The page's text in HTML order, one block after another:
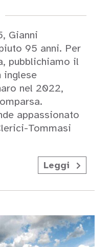
Gianni
95 anni. Per
pubblichiamo il
nel 2022,
appassionato
Tommasi
Leggi